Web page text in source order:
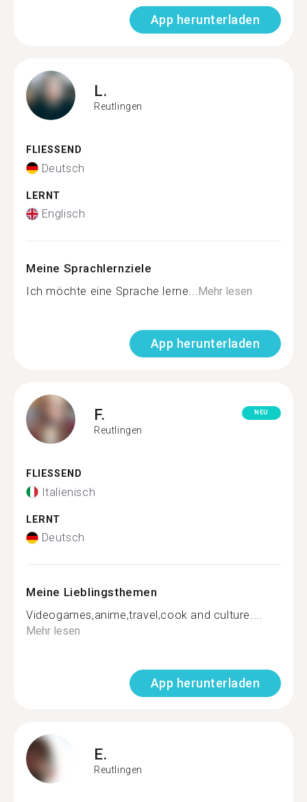
App herunterladen
L.
Reutlingen
FLIESSEND
Deutsch
LERNT
Englisch
Meine Sprachlernziele
Ich möchte eine Sprache lerne...Mehr lesen
App herunterladen
F.
Reutlingen
NEU
FLIESSEND
Italienisch
LERNT
Deutsch
Meine Lieblingsthemen
Videogames,anime,travel,cook and culture....
Mehr lesen
App herunterladen
E.
Reutlingen